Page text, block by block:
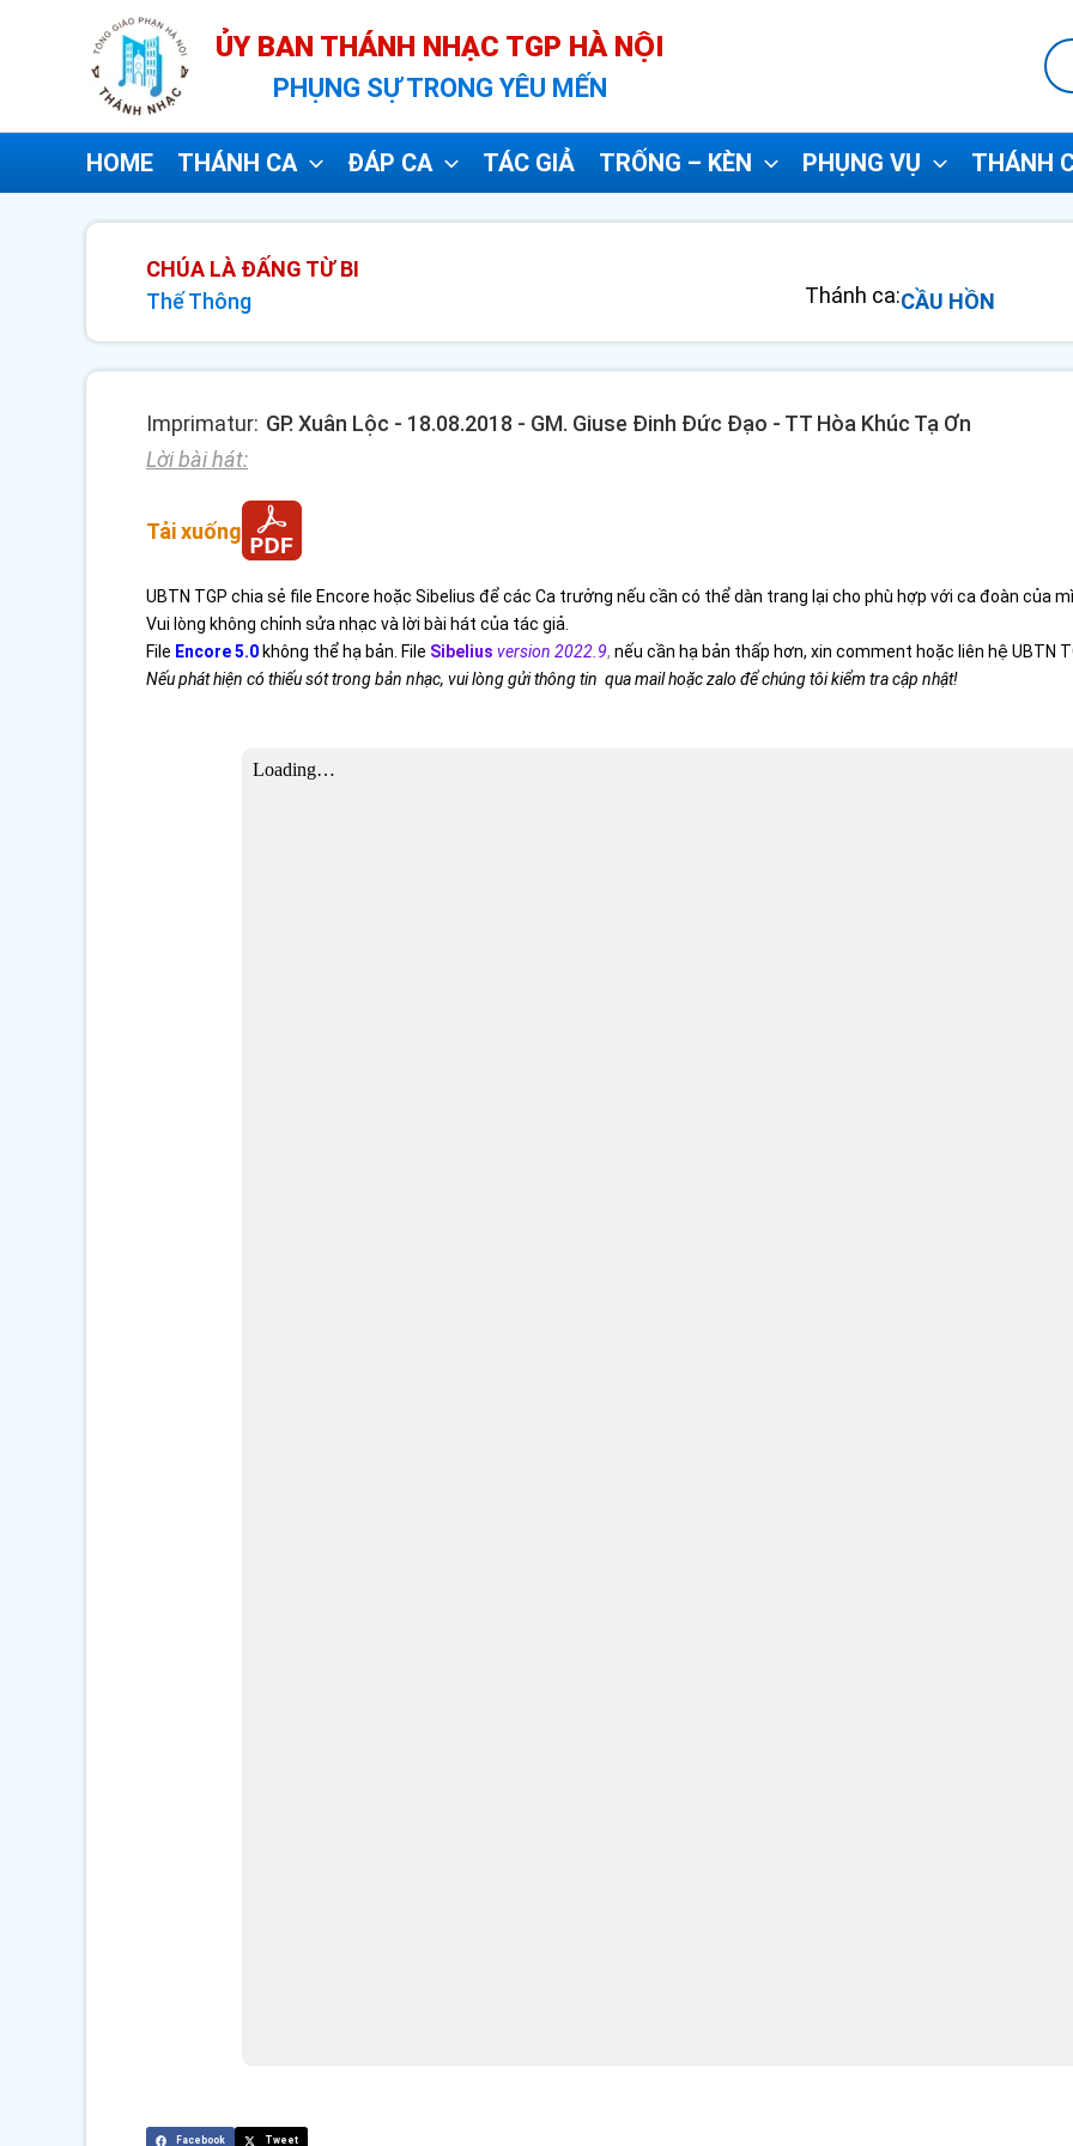
dung
ỦY BAN THÁNH NHẠC TGP HÀ NỘI
PHỤNG SỰ TRONG YÊU MẾN
HOME THÁNH CA ĐÁP CA TÁC GIẢ TRỐNG – KÈN PHỤNG VỤ THÁNH
CHÚA LÀ ĐẤNG TỪ BI
Thế Thông
Thánh ca:CẦU HỒN
Imprimatur: GP. Xuân Lộc - 18.08.2018 - GM. Giuse Đinh Đức Đạo - TT Hòa Khúc Tạ Ơn
Lời bài hát:
Tải xuống
UBTN TGP chia sẻ file Encore hoặc Sibelius để các Ca trưởng nếu cần có thể dàn trang lại cho phù hợp với ca đoàn của
Vui lòng không chỉnh sửa nhạc và lời bài hát của tác giả.
File Encore 5.0 không thể hạ bản. File Sibelius version 2022.9, nếu cần hạ bản thấp hơn, xin comment hoặc liên hệ UBTN
Nếu phát hiện có thiếu sót trong bản nhạc, vui lòng gửi thông tin qua mail hoặc zalo để chúng tôi kiểm tra cập nhật!
Facebook Tweet